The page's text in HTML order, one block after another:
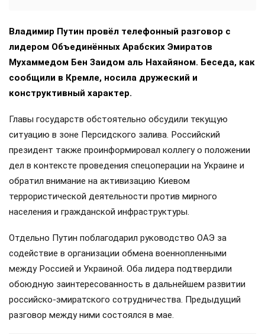
Владимир Путин провёл телефонный разговор с
лидером Объединённых Арабских Эмиратов
Мухаммедом Бен Заидом аль Нахайяном. Беседа, как
сообщили в Кремле, носила дружеский и
конструктивный характер.
Главы государств обстоятельно обсудили текущую
ситуацию в зоне Персидского залива. Российский
президент также проинформировал коллегу о положении
дел в контексте проведения спецоперации на Украине и
обратил внимание на активизацию Киевом
террористической деятельности против мирного
населения и гражданской инфраструктуры.
Отдельно Путин поблагодарил руководство ОАЭ за
содействие в организации обмена военнопленными
между Россией и Украиной. Оба лидера подтвердили
обоюдную заинтересованность в дальнейшем развитии
российско-эмиратского сотрудничества. Предыдущий
разговор между ними состоялся в мае.